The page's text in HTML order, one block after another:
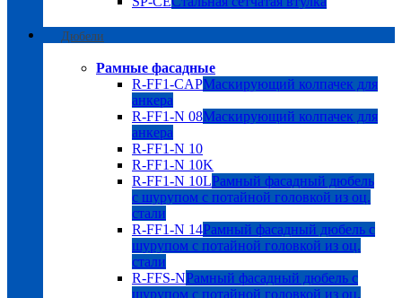
Дюбели
Рамные фасадные
R-FF1-CAPМаскирующий колпачек для
анкера
R-FF1-N 08Маскирующий колпачек для
анкера
R-FF1-N 10
R-FF1-N 10K
R-FF1-N 10LРамный фасадный дюбель
с шурупом с потайной головкой из оц.
стали
R-FF1-N 14Рамный фасадный дюбель с
шурупом с потайной головкой из оц.
стали
R-FFS-NРамный фасадный дюбель с
шурупом с потайной головкой из оц.